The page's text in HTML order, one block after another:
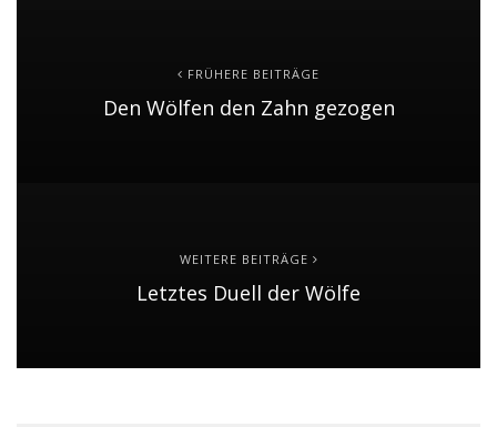
FRÜHERE BEITRÄGE
Den Wölfen den Zahn gezogen
WEITERE BEITRÄGE
Letztes Duell der Wölfe